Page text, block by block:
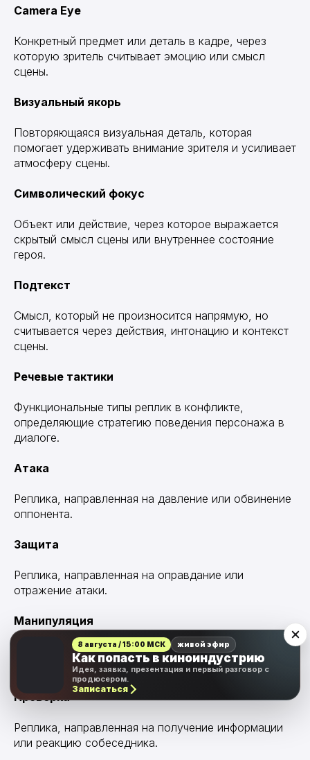
Camera Eye
Конкретный предмет или деталь в кадре, через
которую зритель считывает эмоцию или смысл
сцены.
Визуальный якорь
Повторяющаяся визуальная деталь, которая
помогает удерживать внимание зрителя и усиливает
атмосферу сцены.
Символический фокус
Объект или действие, через которое выражается
скрытый смысл сцены или внутреннее состояние
героя.
Подтекст
Смысл, который не произносится напрямую, но
считывается через действия, интонацию и контекст
сцены.
Речевые тактики
Функциональные типы реплик в конфликте,
определяющие стратегию поведения персонажа в
диалоге.
Атака
Реплика, направленная на давление или обвинение
оппонента.
Защита
Реплика, направленная на оправдание или
отражение атаки.
Манипуляция
Реплика, скрыто влияющая на решения или эмоции
другого персонажа.
Проверка
Реплика, направленная на получение информации
или реакцию собеседника.
8 августа / 15:00 МСК живой эфир
Как попасть в киноиндустрию
Идея, заявка, презентация и первый разговор с
продюсером.
Записаться